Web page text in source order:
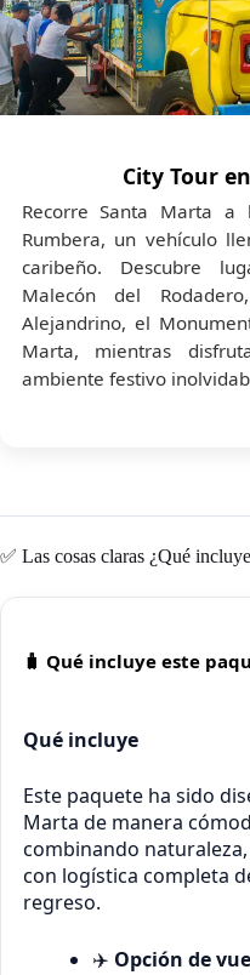
City Tour
Recorre Santa Marta
Rumbera, un vehículo
caribeño. Descubre
Malecón del
Alejandrino, el
Marta, mientras
ambiente festivo
✅ Las cosas claras ¿Qué
🧳 Qué incluye este
Qué incluye
Este paquete ha sido
Marta de manera
combinando
con logística completa
regreso.
✈️ Opción de